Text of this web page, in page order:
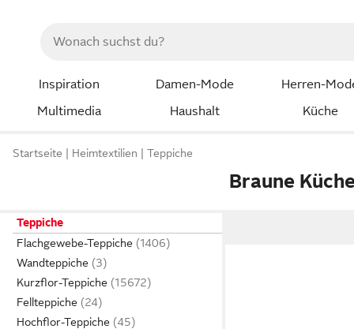
Inspiration Damen-Mode Herren-
Multimedia
Haushalt Küche
Startseite Heimtextilien Teppiche
Braune
Teppiche
Flachgewebe-Teppiche
Wandteppiche
Kurzflor-Teppiche
Fellteppiche
Hochflor-Teppiche